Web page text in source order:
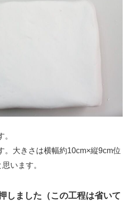
。大きさは横幅約10cm×縦9cm位
います。
しました（この工程は省いて